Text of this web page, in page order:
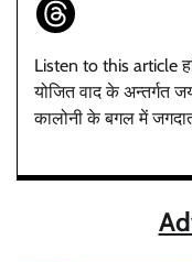
Listen to this article
योजित वाद के अन्तर्गत
कालोनी के बगल में